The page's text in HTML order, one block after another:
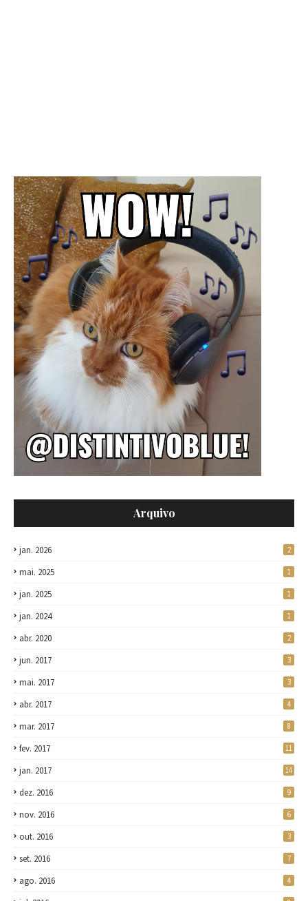
Arquivo
jan. 2026 2
mai. 2025 1
jan. 2025 1
jan. 2024 1
abr. 2020 2
jun. 2017 3
mai. 2017 3
abr. 2017 4
mar. 2017 8
fev. 2017 11
jan. 2017 14
dez. 2016 9
nov. 2016 6
out. 2016 3
set. 2016 7
ago. 2016 4